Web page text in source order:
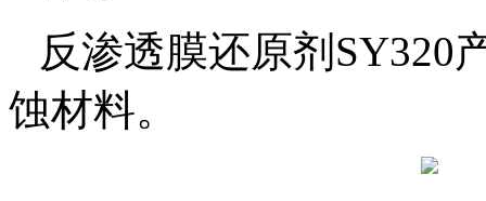
反渗透膜还原剂 SY320
蚀材料。